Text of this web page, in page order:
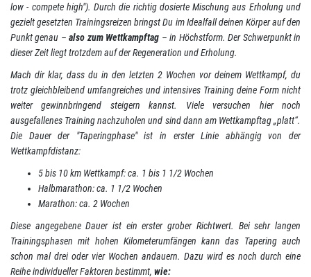
low - compete high"). Durch die richtig dosierte Mischung aus Erholung und
gezielt gesetzten Trainingsreizen bringst Du im Idealfall deinen Körper auf den
Punkt genau –also zum Wettkampftag – in Höchstform. Der Schwerpunkt in
dieser Zeit liegt trotzdem auf der Regeneration und Erholung.
Mach dir klar, dass du in den letzten 2 Wochen vor deinem Wettkampf, du
trotz gleichbleibend umfangreiches und intensives Training deine Form nicht
weiter gewinnbringend steigern kannst. Viele versuchen hier noch
ausgefallenes Training nachzuholen und sind dann am Wettkampftag „platt“.
Die Dauer der "Taperingphase" ist in erster Linie abhängig von der
Wettkampfdistanz:
5 bis 10 km Wettkampf: ca. 1 bis 1 1/2 Wochen
Halbmarathon: ca. 1 1/2 Wochen
Marathon: ca. 2 Wochen
Diese angegebene Dauer ist ein erster grober Richtwert. Bei sehr langen
Trainingsphasen mit hohen Kilometerumfängen kann das Tapering auch
schon mal drei oder vier Wochen andauern. Dazu wird es noch durch eine
Reihe individueller Faktoren bestimmt, wie: